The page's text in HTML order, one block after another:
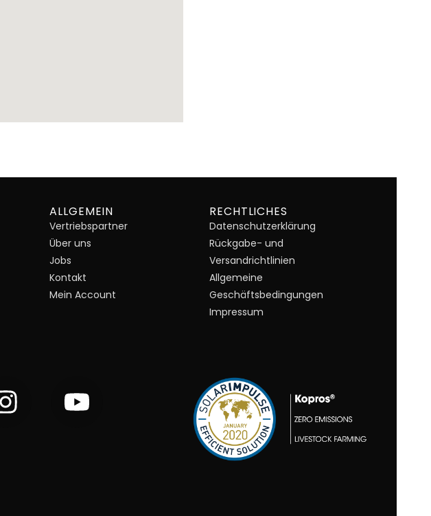
ALLGEMEIN
Vertriebspartner
Über uns
Jobs
Kontakt
Mein Account
RECHTLICHES
Datenschutzerklärung
Rückgabe- und
Versandrichtlinien
Allgemeine
Geschäftsbedingungen
Impressum
I
n
Y
o